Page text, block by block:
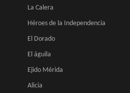
La Calera
Héroes de la Independencia
El Dorado
El águila
Ejido Mérida
Alicia